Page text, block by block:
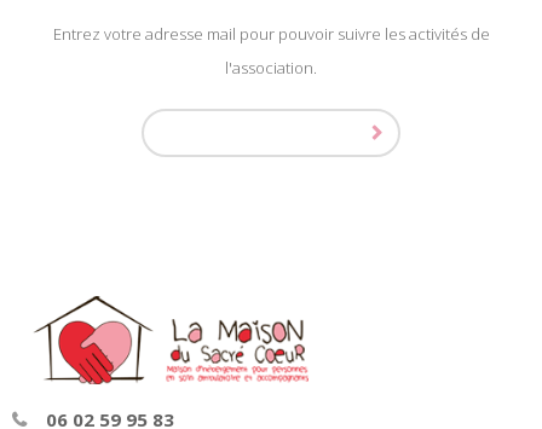
Entrez votre adresse mail pour pouvoir suivre les activités de
l'association.
06 02 59 95 83